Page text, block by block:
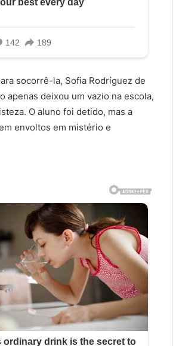
socorrê-la, Sofia Rodríguez de
apenas deixou um vazio na escola,
O aluno foi detido, mas a
envoltos em mistério e